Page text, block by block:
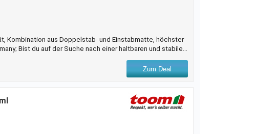
Kombination aus Doppelstab- und Einstabmatte, höchster
Bist du auf der Suche nach einer haltbaren und stabilen
viele Vorteile. Sie sorgt für den nötigen Witterungs-
Zum Deal